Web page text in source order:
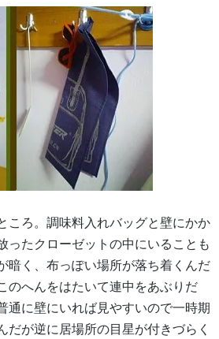
ころ。調味料入れバッグと壁にかか
ったクローゼットの中にいることも
暗く、布っぽい場所が落ち着くんだ
のへんをはたいて連中をあぶりだ
通に壁にいれば見やすいので一時期
だが逆に居場所の目星が付きづらく